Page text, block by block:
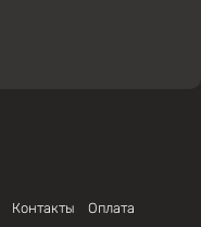
Контакты
Оплата